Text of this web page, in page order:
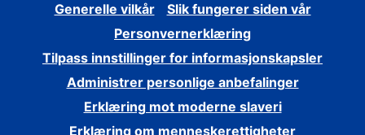
Generelle vilkår
Slik fungerer siden vår
Personvernerklæring
Tilpass innstillinger for informasjonskapsler
Administrer personlige anbefalinger
Erklæring mot moderne slaveri
Erklæring om menneskerettigheter